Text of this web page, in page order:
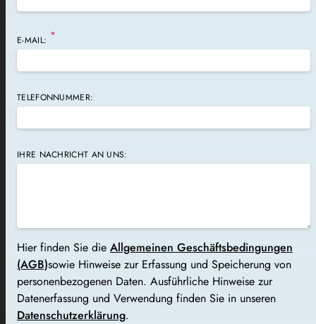
E-MAIL: *
TELEFONNUMMER:
IHRE NACHRICHT AN UNS:
Hier finden Sie die Allgemeinen Geschäftsbedingungen
(AGB)sowie Hinweise zur Erfassung und Speicherung von
personenbezogenen Daten. Ausführliche Hinweise zur
Datenerfassung und Verwendung finden Sie in unseren
Datenschutzerklärung.